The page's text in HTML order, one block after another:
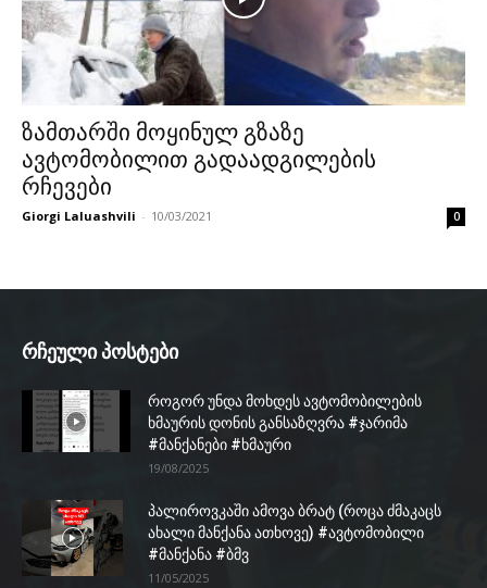
ზამთარში მოყინულ გზაზე
ავტომობილით გადაადგილების
რჩევები
Giorgi Laluashvili - 10/03/2021 0
რჩეული პოსტები
როგორ უნდა მოხდეს ავტომობილების
ხმაურის დონის განსაზღვრა #ჯარიმა
#მანქანები #ხმაური
19/08/2025
პალიროვკაში ამოვა ბრატ (როცა ძმაკაცს
ახალი მანქანა ათხოვე) #ავტომობილი
#მანქანა #ბმვ
11/05/2025